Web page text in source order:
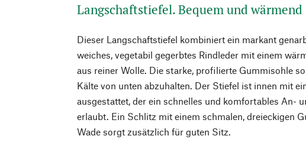
Langschaftstiefel. Bequem und wärmend
Dieser Langschaftstiefel kombiniert ein markant
weiches, vegetabil gegerbtes Rindleder mit einem
aus reiner Wolle. Die starke, profilierte Gummisohle
Kälte von unten abzuhalten. Der Stiefel ist innen mit
ausgestattet, der ein schnelles und komfortables An-
erlaubt. Ein Schlitz mit einem schmalen, dreieckigen
Wade sorgt zusätzlich für guten Sitz.